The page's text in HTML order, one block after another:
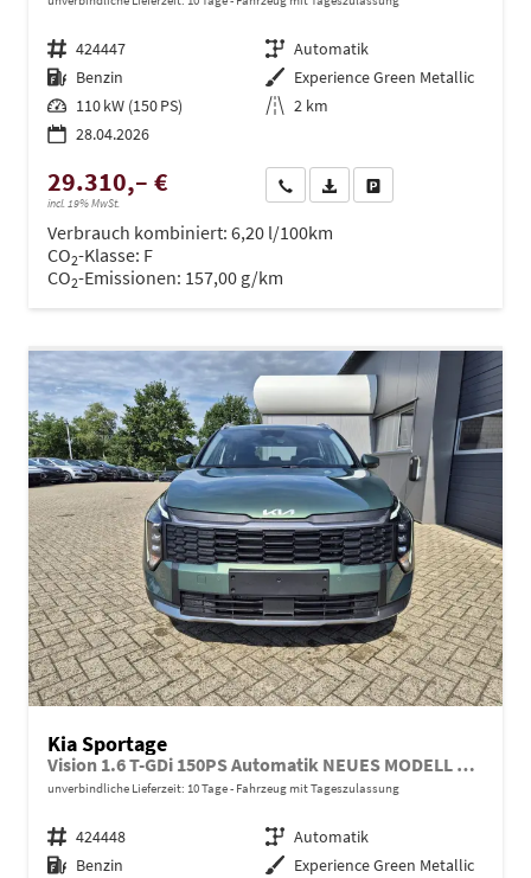
Fahrzeugnr. 424447 Getriebe Automatik
Kraftstoff Benzin Außenfarbe Experience Green Metallic
Leistung 110 kW (150 PS) Kilometerstand 2 km
28.04.2026
29.310,– €
incl. 19% MwSt.
Wir rufen Sie anPDF-Datei, Fahrzeugexposé
Verbrauch kombiniert: 6,20 l/100km
CO2-Klasse: F
CO2-Emissionen: 157,00 g/km
Kia Sportage
Vision 1.6 T-GDi 150PS Automatik NEUES MODELL MY26 FACELIFT Sitzheizung Lenkradheizung Klimaautomatik Navi Bluetooth Touchscreen Apple CarPlay Android Auto PDC v+h 17"LM Rückf.Kamera ACC 2x Keyless
unverbindliche Lieferzeit: 10 Tage Fahrzeug mit Tageszulassung
Fahrzeugnr. 424448 Getriebe Automatik
Kraftstoff Benzin Außenfarbe Experience Green Metallic